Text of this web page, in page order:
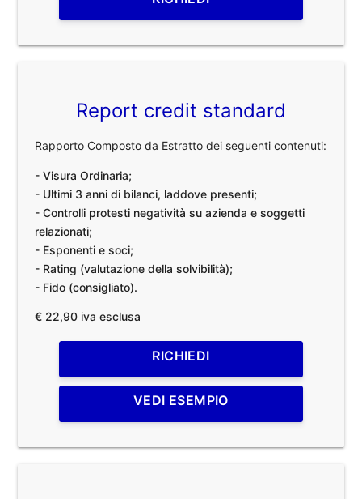
Report credit standard
Rapporto Composto da Estratto dei seguenti contenuti:
- Visura Ordinaria;
- Ultimi 3 anni di bilanci, laddove presenti;
- Controlli protesti negatività su azienda e soggetti
relazionati;
- Esponenti e soci;
- Rating (valutazione della solvibilità);
- Fido (consigliato).
€ 22,90 iva esclusa
RICHIEDI
VEDI ESEMPIO